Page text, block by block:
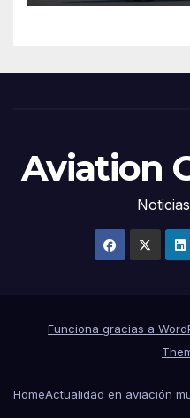
Aviation
Funciona gracias a
HomeActualidad en aviación